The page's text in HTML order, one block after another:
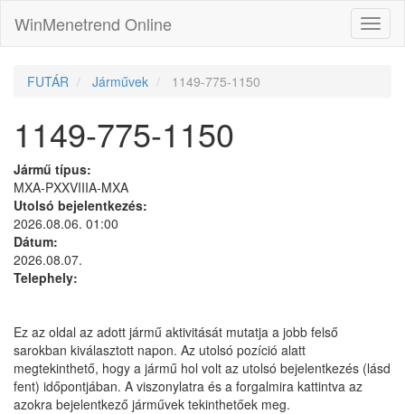
WinMenetrend Online
FUTÁR Járművek 1149-775-1150
1149-775-1150
Jármű típus:
MXA-PXXVIIIA-MXA
Utolsó bejelentkezés:
2026.08.06. 01:00
Dátum:
2026.08.07.
Telephely:
Ez az oldal az adott jármű aktivitását mutatja a jobb felső
sarokban kiválasztott napon. Az utolsó pozíció alatt
megtekinthető, hogy a jármű hol volt az utolsó bejelentkezés (lásd
fent) időpontjában. A viszonylatra és a forgalmira kattintva az
azokra bejelentkező járművek tekinthetőek meg.